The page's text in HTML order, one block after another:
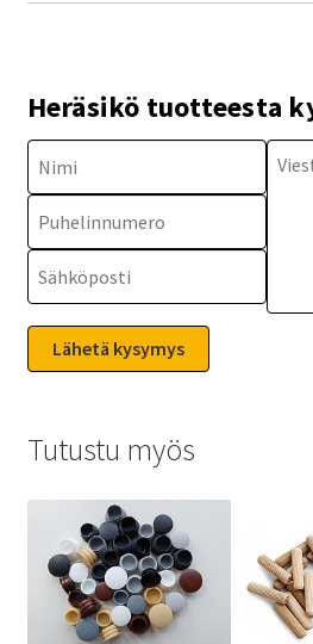
Heräsikö tuotteesta
Tutustu myös